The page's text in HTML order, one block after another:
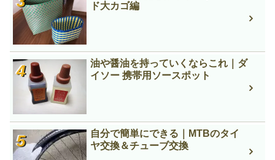
ド大カゴ編
油や醤油を持っていくならこれ｜ダ
イソー 携帯用ソースポット
自分で簡単にできる｜MTBのタイ
ヤ交換＆チューブ交換